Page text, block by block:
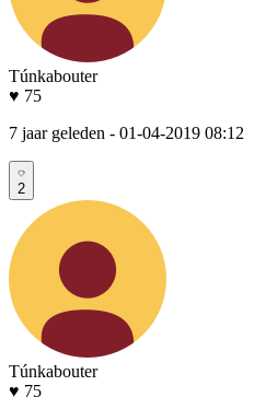
Túnkabouter
♥ 75
7 jaar geleden - 01-04-2019 08:12
2
Túnkabouter
♥ 75